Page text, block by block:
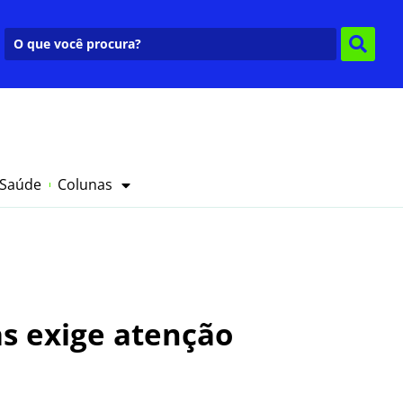
Colunas
exige atenção